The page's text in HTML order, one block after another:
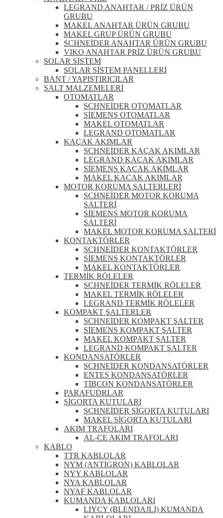
LEGRAND ANAHTAR / PRİZ ÜRÜN
GRUBU
MAKEL ANAHTAR ÜRÜN GRUBU
MAKEL GRUP ÜRÜN GRUBU
SCHNEİDER ANAHTAR ÜRÜN GRUBU
VIKO ANAHTAR PRİZ ÜRÜN GRUBU
SOLAR SİSTEM
SOLAR SİSTEM PANELLERİ
BANT / YAPIŞTIRICILAR
ŞALT MALZEMELERİ
OTOMATLAR
SCHNEİDER OTOMATLAR
SİEMENS OTOMATLAR
MAKEL OTOMATLAR
LEGRAND OTOMATLAR
KAÇAK AKIMLAR
SCHNEİDER KAÇAK AKIMLAR
LEGRAND KAÇAK AKIMLAR
SİEMENS KAÇAK AKIMLAR
MAKEL KAÇAK AKIMLAR
MOTOR KORUMA ŞALTERLERİ
SCHNEİDER MOTOR KORUMA
ŞALTERİ
SİEMENS MOTOR KORUMA
ŞALTERİ
MAKEL MOTOR KORUMA ŞALTERİ
KONTAKTÖRLER
SCHNEİDER KONTAKTÖRLER
SİEMENS KONTAKTÖRLER
MAKEL KONTAKTÖRLER
TERMİK RÖLELER
SCHNEİDER TERMİK RÖLELER
MAKEL TERMİK RÖLELER
LEGRAND TERMİK RÖLELER
KOMPAKT ŞALTERLER
SCHNEİDER KOMPAKT ŞALTER
SİEMENS KOMPAKT ŞALTER
MAKEL KOMPAKT ŞALTER
LEGRAND KOMPAKT ŞALTER
KONDANSATÖRLER
SCHNEİDER KONDANSATÖRLER
ENTES KONDANSATÖRLER
TİBCON KONDANSATÖRLER
PARAFUDRLAR
SİGORTA KUTULARI
SCHNEİDER SİGORTA KUTULARI
MAKEL SİGORTA KUTULARI
AKIM TRAFOLARI
AL-CE AKIM TRAFOLARI
KABLO
TTR KABLOLAR
NYM (ANTİGRON) KABLOLAR
NYY KABLOLAR
NYA KABLOLAR
NYAF KABLOLAR
KUMANDA KABLOLARI
LIYCY (BLENDAJLI) KUMANDA